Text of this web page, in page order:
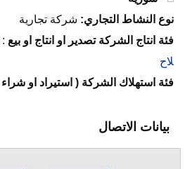
نوع النشاط التجاري: شركة تجارية
فئة انتاج الشركة تصدير او انتاج او بيع :
لاح
فئة استهلاك الشركة ( استيراد او
بيانات الاتصال